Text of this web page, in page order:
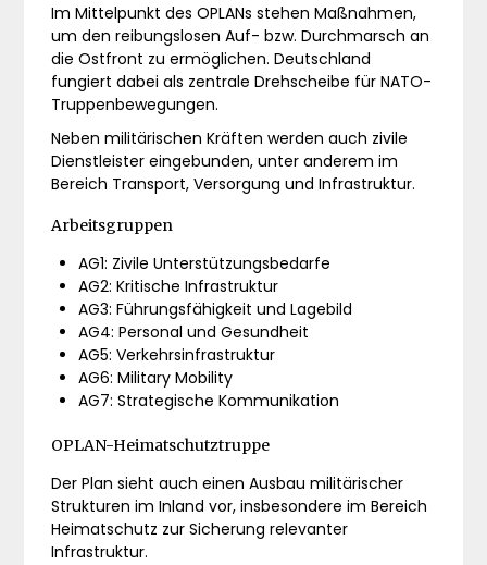
Im Mittelpunkt des OPLANs stehen Maßnahmen,
um den reibungslosen Auf- bzw. Durchmarsch an
die Ostfront zu ermöglichen. Deutschland
fungiert dabei als zentrale Drehscheibe für NATO-
Truppenbewegungen.
Neben militärischen Kräften werden auch zivile
Dienstleister eingebunden, unter anderem im
Bereich Transport, Versorgung und Infrastruktur.
Arbeitsgruppen
AG1: Zivile Unterstützungsbedarfe
AG2: Kritische Infrastruktur
AG3: Führungsfähigkeit und Lagebild
AG4: Personal und Gesundheit
AG5: Verkehrsinfrastruktur
AG6: Military Mobility
AG7: Strategische Kommunikation
OPLAN-Heimatschutztruppe
Der Plan sieht auch einen Ausbau militärischer
Strukturen im Inland vor, insbesondere im Bereich
Heimatschutz zur Sicherung relevanter
Infrastruktur.